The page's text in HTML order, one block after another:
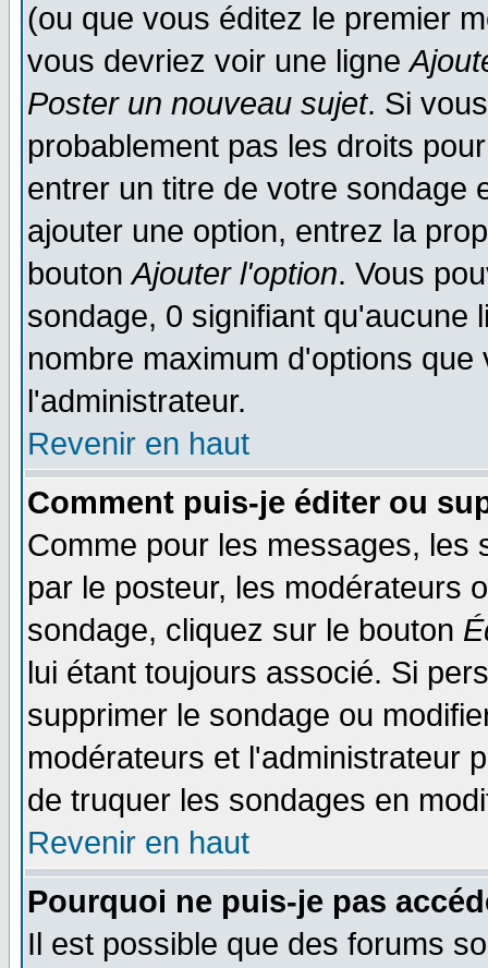
(ou que vous éditez le premier
vous devriez voir une ligne
Poster un nouveau sujet. Si
probablement pas les droits
entrer un titre de votre sondage
ajouter une option, entrez la
boutonAjouter l'option. Vous
sondage, 0 signifiant qu'aucune
nombre maximum d'options
l'administrateur.
Revenir en haut
Comment puis-je éditer ou
Comme pour les messages, les
par le posteur, les modérateurs
sondage, cliquez sur le bouton
lui étant toujours associé. Si
supprimer le sondage ou
modérateurs et l'administrateur
de truquer les sondages en
Revenir en haut
Pourquoi ne puis-je pas
Il est possible que des forums